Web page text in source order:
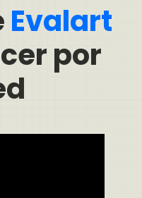
Evalart
por